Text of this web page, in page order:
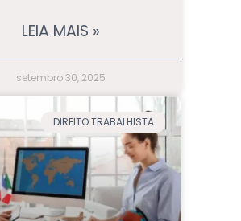
LEIA MAIS »
setembro 30, 2025
DIREITO TRABALHISTA